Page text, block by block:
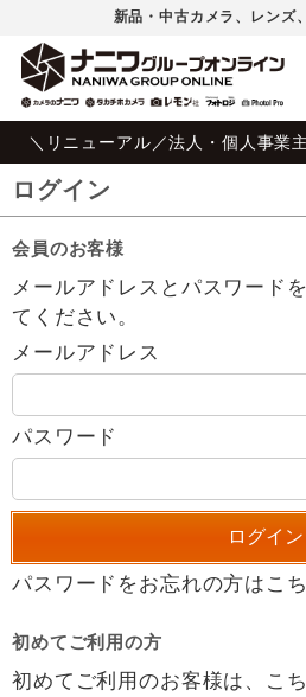
新品・中古カメラ、レンズ
＼リニューアル／法人・個人事業
ログイン
会員のお客様
メールアドレスとパスワード
てください。
メールアドレス
パスワード
パスワードをお忘れの方はこ
初めてご利用の方
初めてご利用のお客様は、こ